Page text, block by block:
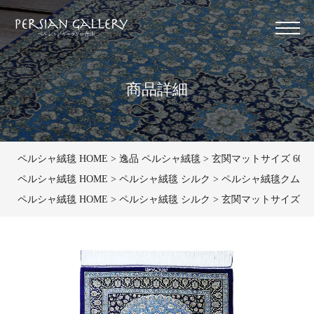
商品詳細
ペルシャ絨毯 HOME 逸品 ペルシャ絨毯
玄関マットサイズ
ペルシャ絨毯 HOME
ペルシャ絨毯 シルク
ペルシャ絨毯クム産
ペルシャ絨毯 HOME
ペルシャ絨毯 シルク 玄関マットサイズ（